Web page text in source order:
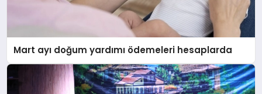
Mart ayı doğum yardımı ödemeleri hesaplarda